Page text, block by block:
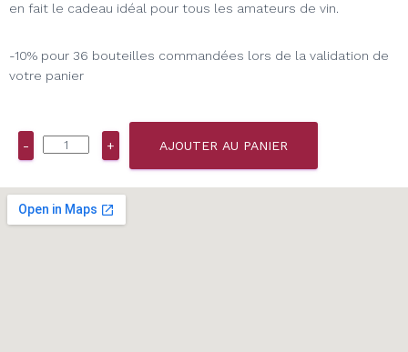
en fait le cadeau idéal pour tous les amateurs de vin.
-10% pour 36 bouteilles commandées lors de la validation de
votre panier
- + AJOUTER AU PANIER